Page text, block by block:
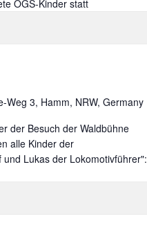
OGS-Kinder statt
Weg 3, Hamm, NRW, Germany
der Besuch der Waldbühne
alle Kinder der
Lukas der Lokomotivführer":